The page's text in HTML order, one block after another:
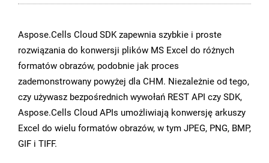
Aspose.Cells Cloud SDK zapewnia szybkie i proste
rozwiązania do konwersji plików MS Excel do różnych
formatów obrazów, podobnie jak proces
zademonstrowany powyżej dla CHM. Niezależnie od tego,
czy używasz bezpośrednich wywołań REST API czy SDK,
Aspose.Cells Cloud APIs umożliwiają konwersję arkuszy
Excel do wielu formatów obrazów, w tym JPEG, PNG, BMP,
GIF i TIFF.